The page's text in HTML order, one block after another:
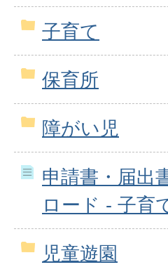
子育て
保育所
障がい児
申請書・届出
ロード - 子育
児童遊園